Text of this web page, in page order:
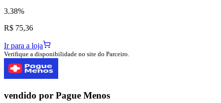
3.38%
R$ 75,36
Ir para a loja
Verifique a disponibilidade no site do Parceiro.
vendido por Pague Menos